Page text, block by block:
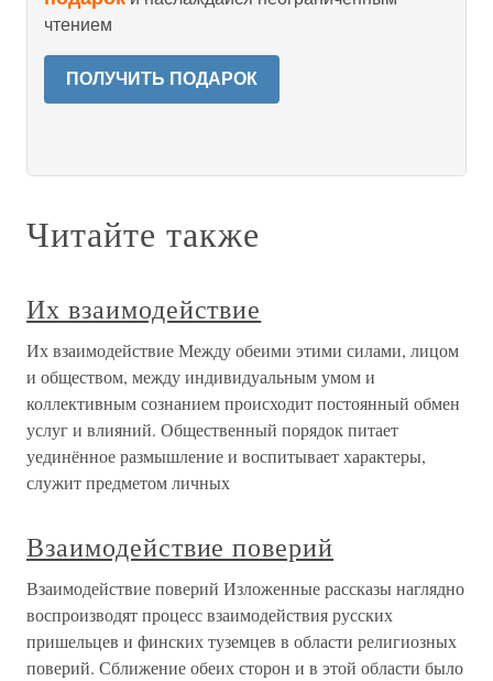
чтением
ПОЛУЧИТЬ ПОДАРОК
Читайте также
Их взаимодействие
Их взаимодействие Между обеими этими силами, лицом
и обществом, между индивидуальным умом и
коллективным сознанием происходит постоянный обмен
услуг и влияний. Общественный порядок питает
уединённое размышление и воспитывает характеры,
служит предметом личных
Взаимодействие поверий
Взаимодействие поверий Изложенные рассказы наглядно
воспроизводят процесс взаимодействия русских
пришельцев и финских туземцев в области религиозных
поверий. Сближение обеих сторон и в этой области было